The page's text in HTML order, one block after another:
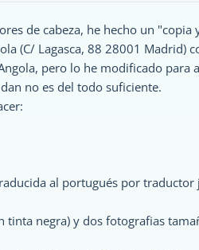
de cabeza, he hecho un "copia
(C/ Lagasca, 88 28001 Madrid)
pero lo he modificado para
no es del todo suficiente.
al portugués por traductor
negra) y dos fotografias